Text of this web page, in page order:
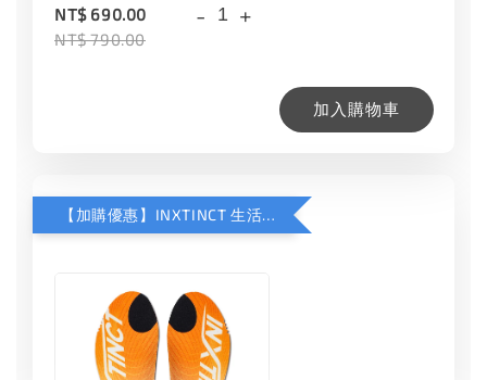
NT$ 690.00
NT$ 790.00
- +
加入購物車
【加購優惠】INXTINCT 生活日用鞋墊